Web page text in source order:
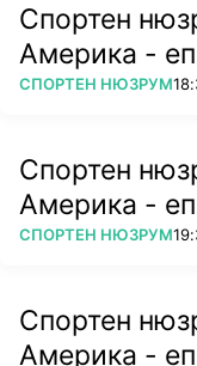
Спортен
Америка -
ПОВЕЧЕ ОТ
СПОРТЕН НЮЗРУМ
Спортен
Америка -
ПОВЕЧЕ ОТ
СПОРТЕН НЮЗРУМ
Спортен
Америка -